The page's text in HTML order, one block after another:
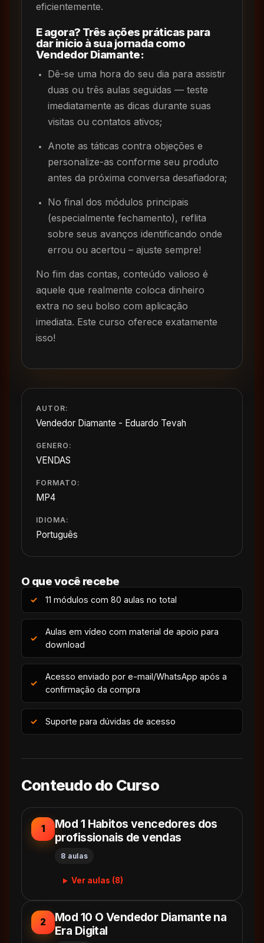
eficientemente.
E agora? Três ações práticas para
dar início à sua jornada como
Vendedor Diamante:
Dê-se uma hora do seu dia para assistir
duas ou três aulas seguidas — teste
imediatamente as dicas durante suas
visitas ou contatos ativos;
Anote as táticas contra objeções e
personalize-as conforme seu produto
antes da próxima conversa desafiadora;
No final dos módulos principais
(especialmente fechamento), reflita
sobre seus avanços identificando onde
errou ou acertou – ajuste sempre!
No fim das contas, conteúdo valioso é
aquele que realmente coloca dinheiro
extra no seu bolso com aplicação
imediata. Este curso oferece exatamente
isso!
AUTOR:
Vendedor Diamante - Eduardo Tevah
GENERO:
VENDAS
FORMATO:
MP4
IDIOMA:
Português
O que você recebe
11 módulos com 80 aulas no total
Aulas em vídeo com material de apoio para
download
Acesso enviado por e-mail/WhatsApp após a
confirmação da compra
Suporte para dúvidas de acesso
Conteudo do Curso
1
Mod 1 Habitos vencedores dos
profissionais de vendas
8 aulas
Ver aulas (8)
2
Mod 10 O Vendedor Diamante na
Era Digital